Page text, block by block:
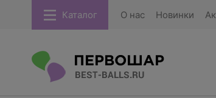
Каталог О нас Новинки